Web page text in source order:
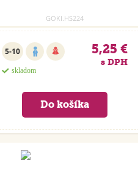
GOKI.HS224
5-10
skladom
5,25 €
s DPH